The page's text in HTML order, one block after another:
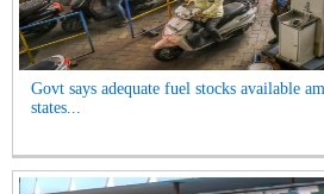
Govt says adequate fuel stocks available
states...